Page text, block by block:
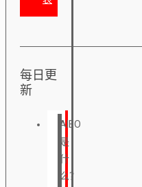
每日更
新
AIEO
是
什
么？